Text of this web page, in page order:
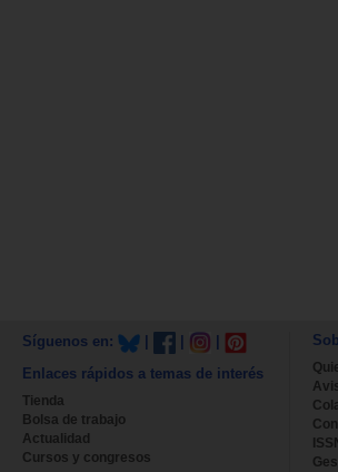
Síguenos en:
Enlaces rápidos a temas de interés
Tienda
Bolsa de trabajo
Actualidad
Cursos y congresos